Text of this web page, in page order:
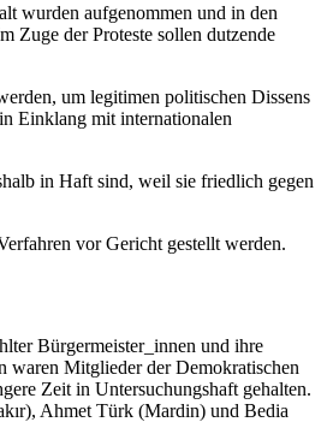
wurden aufgenommen und in den
Zuge der Proteste sollen dutzende
um legitimen politischen Dissens
Einklang mit internationalen
in Haft sind, weil sie friedlich gegen
vor Gericht gestellt werden.
Bürgermeister_innen und ihre
waren Mitglieder der Demokratischen
Zeit in Untersuchungshaft gehalten.
Ahmet Türk (Mardin) und Bedia